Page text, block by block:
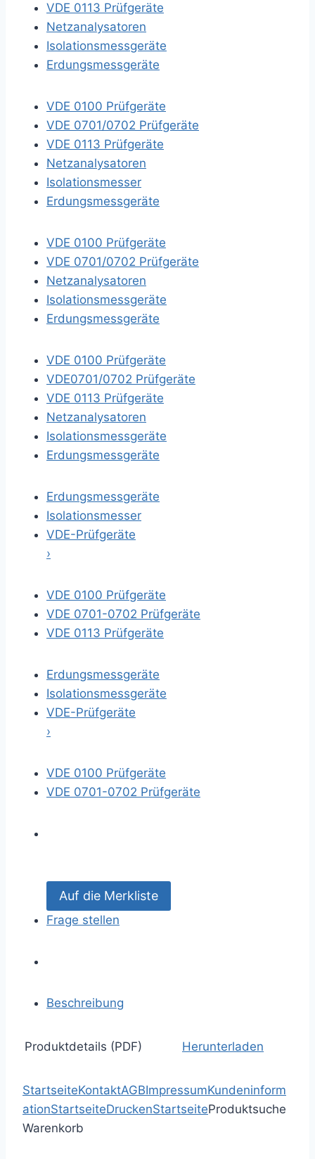
VDE 0113 Prüfgeräte
Netzanalysatoren
Isolationsmessgeräte
Erdungsmessgeräte
VDE 0100 Prüfgeräte
VDE 0701/0702 Prüfgeräte
VDE 0113 Prüfgeräte
Netzanalysatoren
Isolationsmesser
Erdungsmessgeräte
VDE 0100 Prüfgeräte
VDE 0701/0702 Prüfgeräte
Netzanalysatoren
Isolationsmessgeräte
Erdungsmessgeräte
VDE 0100 Prüfgeräte
VDE0701/0702 Prüfgeräte
VDE 0113 Prüfgeräte
Netzanalysatoren
Isolationsmessgeräte
Erdungsmessgeräte
Erdungsmessgeräte
Isolationsmesser
VDE-Prüfgeräte
›
VDE 0100 Prüfgeräte
VDE 0701-0702 Prüfgeräte
VDE 0113 Prüfgeräte
Erdungsmessgeräte
Isolationsmessgeräte
VDE-Prüfgeräte
›
VDE 0100 Prüfgeräte
VDE 0701-0702 Prüfgeräte
Frage stellen
Beschreibung
Produktdetails (PDF) Herunterladen
StartseiteKontaktAGBImpressumKundeninform
ationStartseiteDruckenStartseiteProduktsuche
Warenkorb